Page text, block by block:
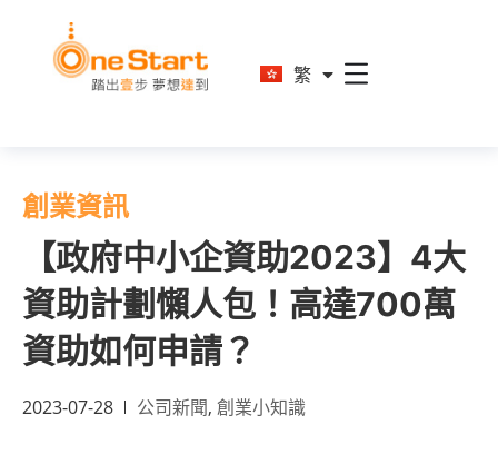
繁
简
創業資訊
【政府中小企資助2023】4大
資助計劃懶人包！高達700萬
資助如何申請？
2023-07-28 公司新聞, 創業小知識